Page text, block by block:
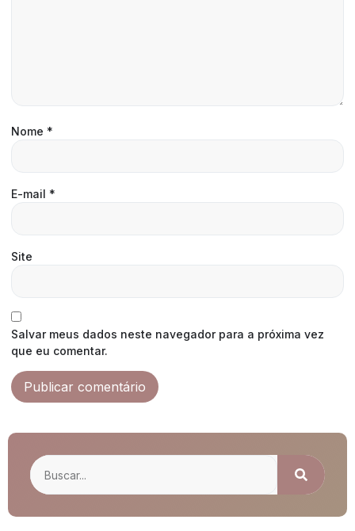
Nome *
E-mail *
Site
Salvar meus dados neste navegador para a próxima vez
que eu comentar.